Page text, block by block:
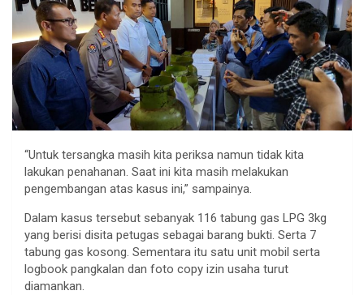
“Untuk tersangka masih kita periksa namun tidak kita
lakukan penahanan. Saat ini kita masih melakukan
pengembangan atas kasus ini,” sampainya.
Dalam kasus tersebut sebanyak 116 tabung gas LPG 3kg
yang berisi disita petugas sebagai barang bukti. Serta 7
tabung gas kosong. Sementara itu satu unit mobil serta
logbook pangkalan dan foto copy izin usaha turut
diamankan.